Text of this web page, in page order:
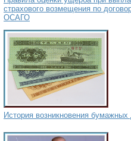
страхового возмещения по
ОСАГО
История возникновения бумажных